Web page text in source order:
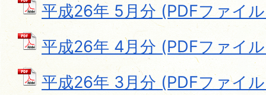
平成26年 5月分 (PDFファイ
平成26年 4月分 (PDFファイ
平成26年 3月分 (PDFファイ